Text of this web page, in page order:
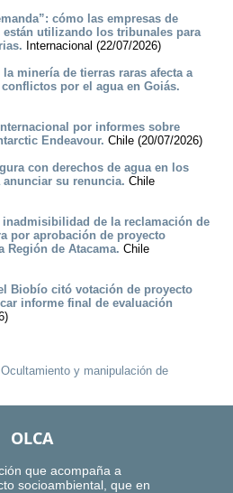
cómo las empresas de
utilizando los tribunales para
Internacional (22/07/2026)
minería de tierras raras afecta a
por el agua en Goiás.
por informes sobre
Endeavour. Chile (20/07/2026)
con derechos de agua en los
anunciar su renuncia. Chile
de la reclamación de
por aprobación de proyecto
Región de Atacama. Chile
Biobío citó votación de proyecto
informe final de evaluación
Ocultamiento y manipulación de
OLCA
que acompaña a
socioambiental, que en